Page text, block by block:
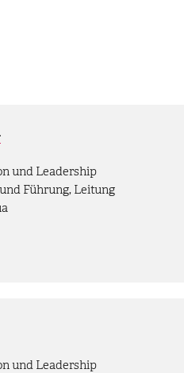
und Leadership
Führung, Leitung
und Leadership